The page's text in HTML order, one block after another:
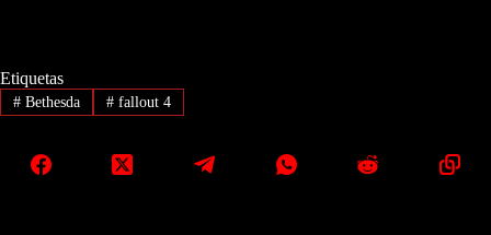
Etiquetas
#Bethesda #fallout 4